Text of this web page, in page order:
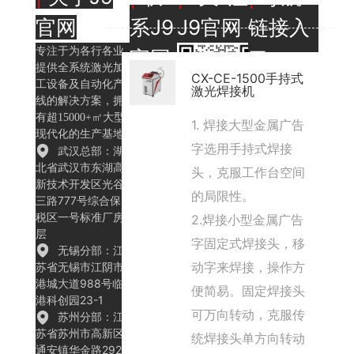
CX-CE-1500手持式
激光焊接机
1. 焊接大型金属广告
字选用手持式焊接
头，克服工作台空间
的局限性。
2.焊接小型金属广告
字固定式焊接头，移
动字来焊接，操作方
便简易。固定焊接头
可万向转动，克服传
统焊接头单方向转动
官网
专注于为各行各业
提供全系统激光加
工设备及自动化产
线的解决方案，拥
有超15000+㎡大型
现代化的生产基地
武汉总部：湖
北省武汉市东湖高
新技术开发区光谷
三路777号综合保
税区一号标准厂房1
层
无锡分部：江
苏省无锡市江阴市
港城大道988号临
港科创园23-1
苏州分部：江
苏省苏州市高新区
通安镇华金路292
系J9
官网
J9官网
微信公众号
链接入
口
产
中
心
新
闻
心
关
于
J9
官
网